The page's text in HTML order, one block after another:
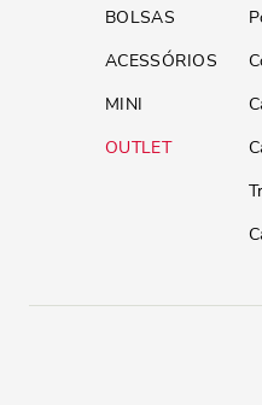
BOLSAS
ACESSÓRIOS
MINI
OUTLET